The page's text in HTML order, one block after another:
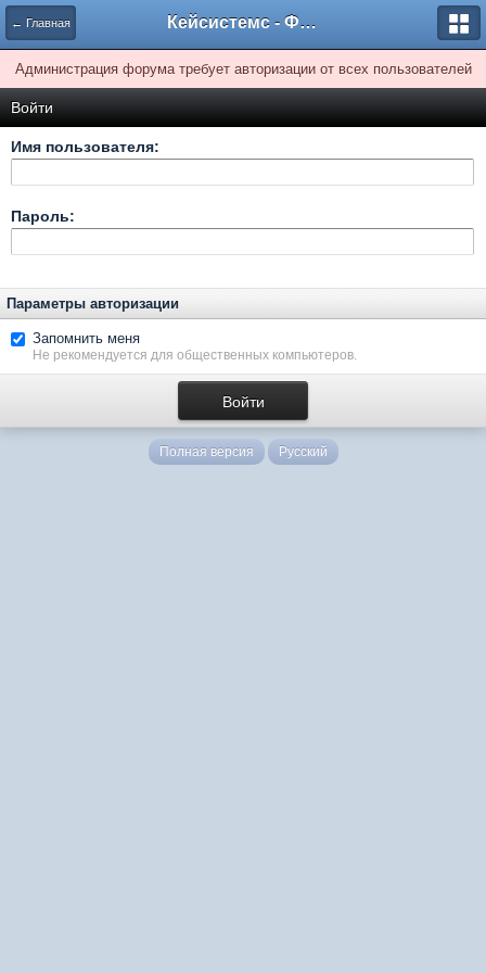
← Главная Кейсистемс - Форумы
Администрация форума требует авторизации от всех пользователей
Войти
Имя пользователя:
Пароль:
Параметры авторизации
Запомнить меня
Не рекомендуется для общественных компьютеров.
Полная версия Русский